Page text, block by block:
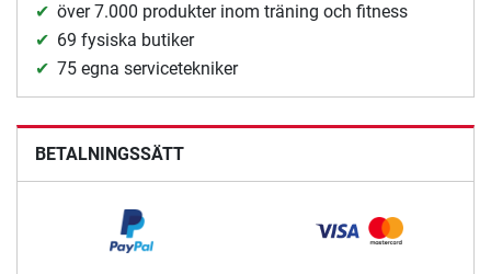
över 7.000 produkter inom träning och fitness
69 fysiska butiker
75 egna servicetekniker
BETALNINGSSÄTT